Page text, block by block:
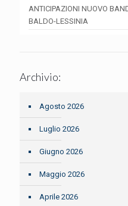
ANTICIPAZIONI NUOVO
BALDO-LESSINIA
Archivio:
Agosto 2026
Luglio 2026
Giugno 2026
Maggio 2026
Aprile 2026